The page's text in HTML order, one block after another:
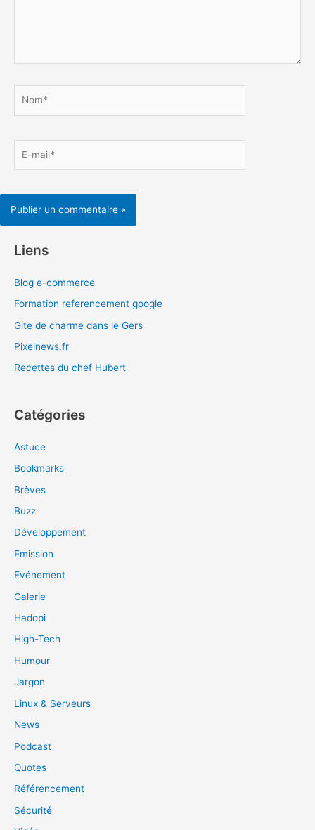
mail*
Liens
Blog e-commerce
Formation referencement google
Gite de charme dans le Gers
Pixelnews.fr
Recettes du chef Hubert
Catégories
Astuce
Bookmarks
Brèves
Buzz
Développement
Emission
Evénement
Galerie
Hadopi
High-Tech
Humour
Jargon
Linux & Serveurs
News
Podcast
Quotes
Référencement
Sécurité